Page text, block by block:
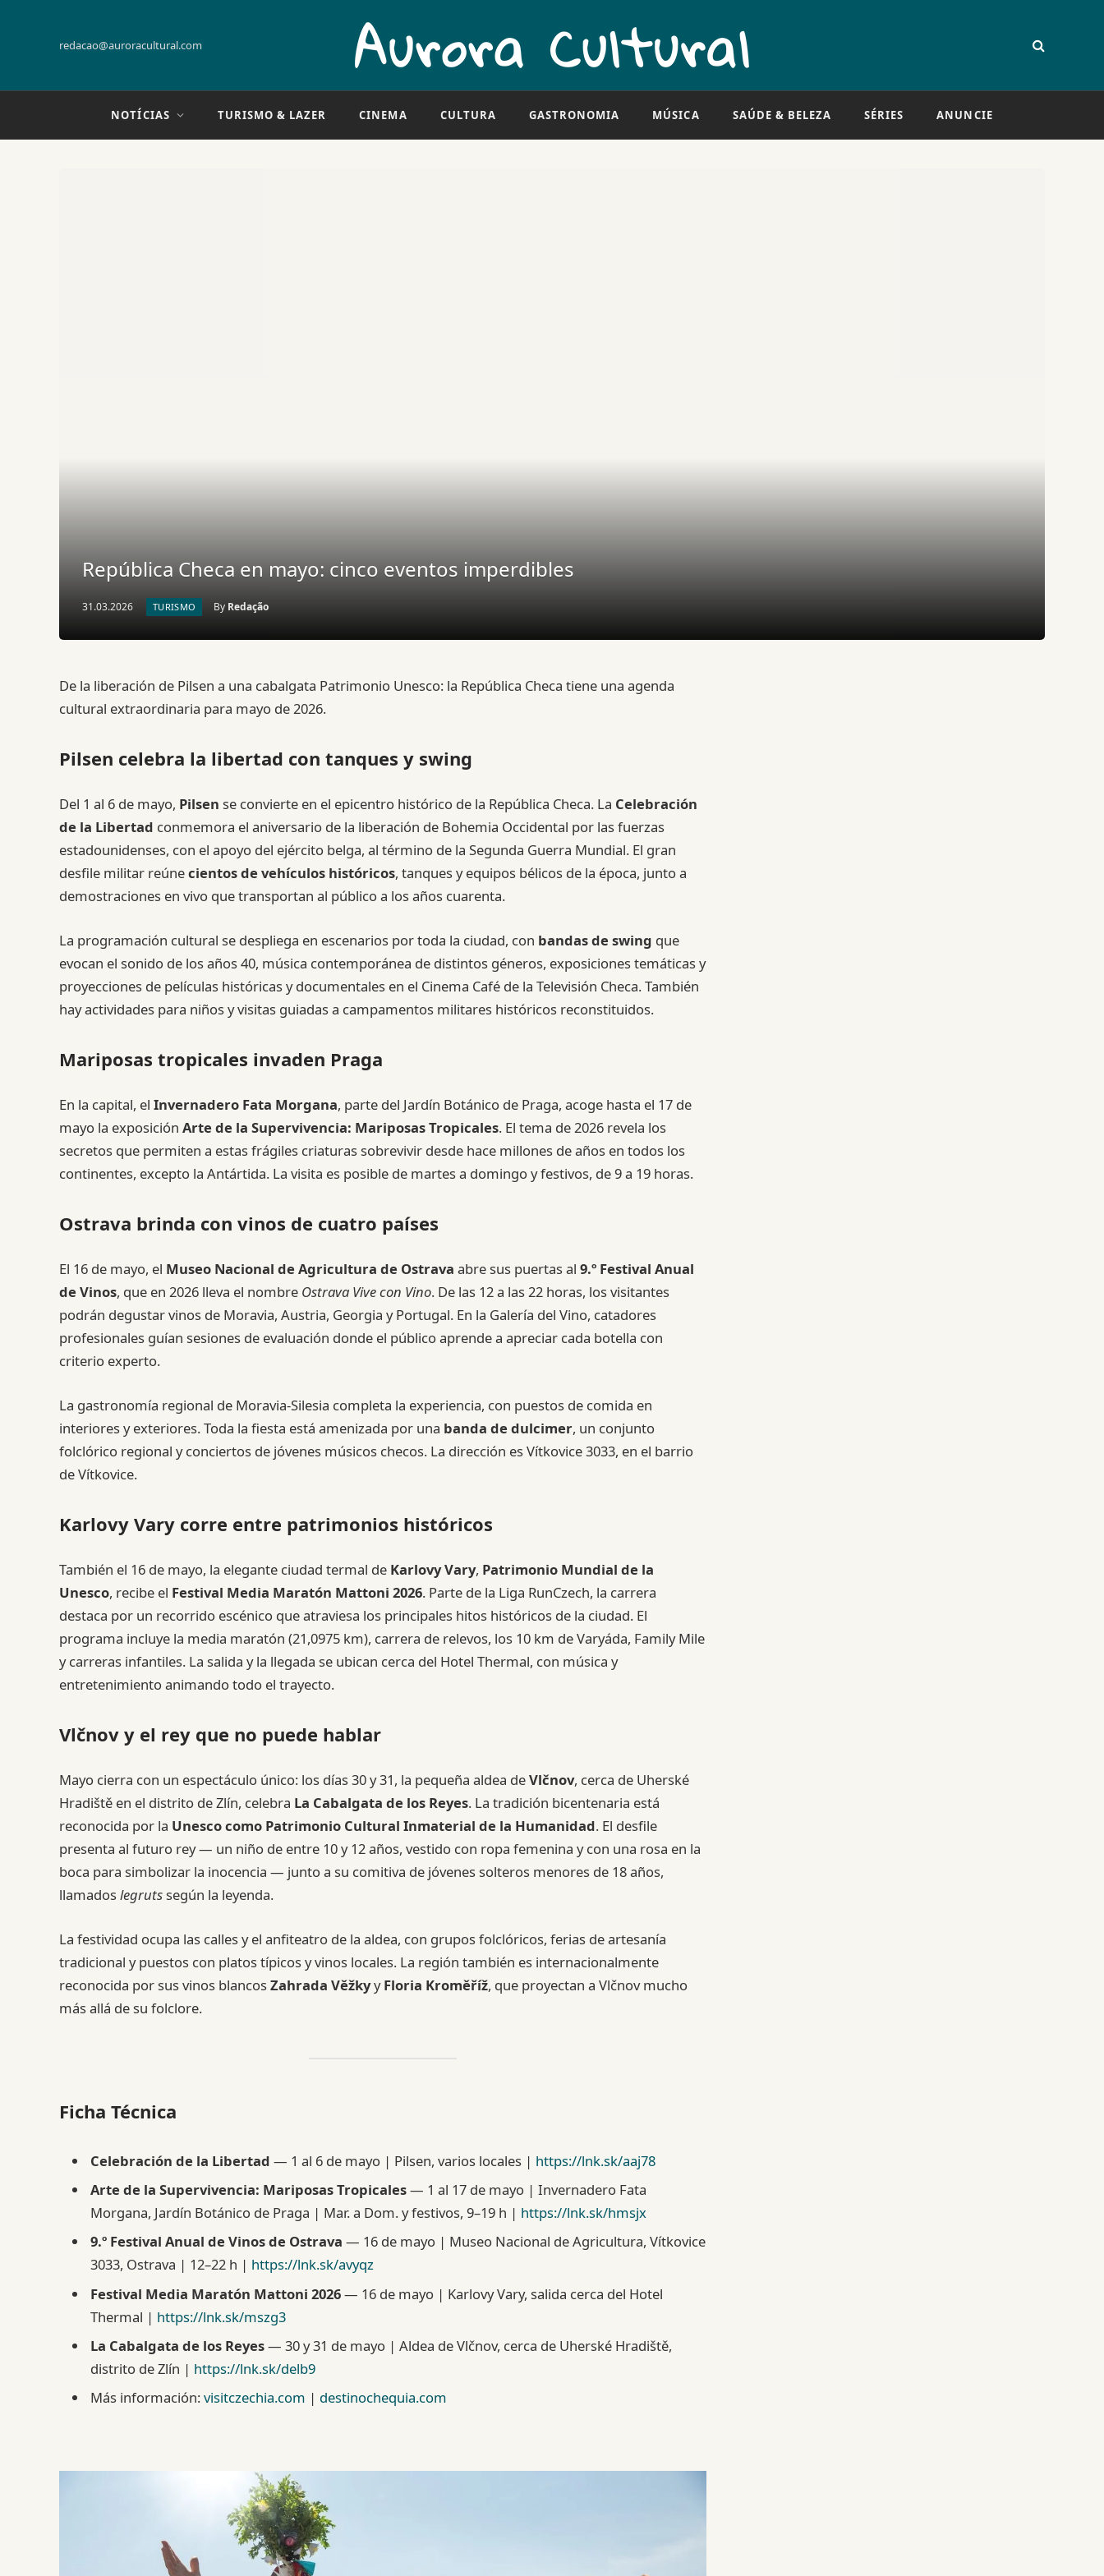
redacao@auroracultural.com
NOTÍCIAS TURISMO & LAZER CINEMA CULTURA GASTRONOMIA MÚSICA SAÚDE & BELEZA SÉRIES ANUNCIE
República Checa en mayo: cinco eventos imperdibles
31.03.2026 TURISMO By Redação
De la liberación de Pilsen a una cabalgata Patrimonio Unesco: la República Checa tiene una agenda
cultural extraordinaria para mayo de 2026.
Pilsen celebra la libertad con tanques y swing
Del 1 al 6 de mayo, Pilsen se convierte en el epicentro histórico de la República Checa. La Celebración
de la Libertad conmemora el aniversario de la liberación de Bohemia Occidental por las fuerzas
estadounidenses, con el apoyo del ejército belga, al término de la Segunda Guerra Mundial. El gran
desfile militar reúnecientos de vehículos históricos, tanques y equipos bélicos de la época, junto a
demostraciones en vivo que transportan al público a los años cuarenta.
La programación cultural se despliega en escenarios por toda la ciudad, con bandas de swing que
evocan el sonido de los años 40, música contemporánea de distintos géneros, exposiciones temáticas y
proyecciones de películas históricas y documentales en el Cinema Café de la Televisión Checa. También
hay actividades para niños y visitas guiadas a campamentos militares históricos reconstituidos.
Mariposas tropicales invaden Praga
En la capital, el Invernadero Fata Morgana, parte del Jardín Botánico de Praga, acoge hasta el 17 de
mayo la exposición Arte de la Supervivencia: Mariposas Tropicales. El tema de 2026 revela los
secretos que permiten a estas frágiles criaturas sobrevivir desde hace millones de años en todos los
continentes, excepto la Antártida. La visita es posible de martes a domingo y festivos, de 9 a 19 horas.
Ostrava brinda con vinos de cuatro países
El 16 de mayo, el Museo Nacional de Agricultura de Ostrava abre sus puertas al 9.º Festival Anual
de Vinos, que en 2026 lleva el nombre Ostrava Vive con Vino. De las 12 a las 22 horas, los visitantes
podrán degustar vinos de Moravia, Austria, Georgia y Portugal. En la Galería del Vino, catadores
profesionales guían sesiones de evaluación donde el público aprende a apreciar cada botella con
criterio experto.
La gastronomía regional de Moravia-Silesia completa la experiencia, con puestos de comida en
interiores y exteriores. Toda la fiesta está amenizada por una banda de dulcimer, un conjunto
folclórico regional y conciertos de jóvenes músicos checos. La dirección es Vítkovice 3033, en el barrio
de Vítkovice.
Karlovy Vary corre entre patrimonios históricos
También el 16 de mayo, la elegante ciudad termal de Karlovy Vary, Patrimonio Mundial de la
Unesco, recibe el Festival Media Maratón Mattoni 2026. Parte de la Liga RunCzech, la carrera
destaca por un recorrido escénico que atraviesa los principales hitos históricos de la ciudad. El
programa incluye la media maratón (21,0975 km), carrera de relevos, los 10 km de Varyáda, Family Mile
y carreras infantiles. La salida y la llegada se ubican cerca del Hotel Thermal, con música y
entretenimiento animando todo el trayecto.
Vlčnov y el rey que no puede hablar
Mayo cierra con un espectáculo único: los días 30 y 31, la pequeña aldea deVlčnov, cerca de Uherské
Hradiště en el distrito de Zlín, celebra La Cabalgata de los Reyes. La tradición bicentenaria está
reconocida por la Unesco como Patrimonio Cultural Inmaterial de la Humanidad. El desfile
presenta al futuro rey — un niño de entre 10 y 12 años, vestido con ropa femenina y con una rosa en la
boca para simbolizar la inocencia — junto a su comitiva de jóvenes solteros menores de 18 años,
llamadoslegrutssegún la leyenda.
La festividad ocupa las calles y el anfiteatro de la aldea, con grupos folclóricos, ferias de artesanía
tradicional y puestos con platos típicos y vinos locales. La región también es internacionalmente
reconocida por sus vinos blancosZahrada VěžkyyFloria Kroměříž, que proyectan a Vlčnov mucho
más allá de su folclore.
Ficha Técnica
Celebración de la Libertad — 1 al 6 de mayo | Pilsen, varios locales | https://lnk.sk/aaj78
Arte de la Supervivencia: Mariposas Tropicales— 1 al 17 de mayo | Invernadero Fata
Morgana, Jardín Botánico de Praga | Mar. a Dom. y festivos, 9–19 h | https://lnk.sk/hmsjx
9.º Festival Anual de Vinos de Ostrava — 16 de mayo | Museo Nacional de Agricultura, Vítkovice
3033, Ostrava | 12–22 h | https://lnk.sk/avyqz
Festival Media Maratón Mattoni 2026— 16 de mayo | Karlovy Vary, salida cerca del Hotel
Thermal | https://lnk.sk/mszg3
La Cabalgata de los Reyes— 30 y 31 de mayo | Aldea de Vlčnov, cerca de Uherské Hradiště,
distrito de Zlín | https://lnk.sk/delb9
Más información:visitczechia.com | destinochequia.com